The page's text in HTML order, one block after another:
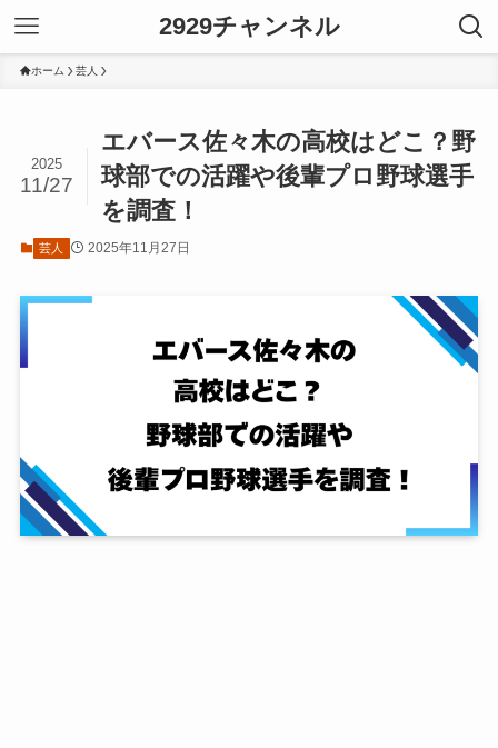
2929チャンネル
ホーム 芸人
エバース佐々木の高校はどこ？野
球部での活躍や後輩プロ野球選手
を調査！
2025
11/27
芸人 2025年11月27日